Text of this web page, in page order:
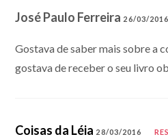
José Paulo Ferreira 26/03/2016
Gostava de saber mais sobre a
gostava de receber o seu livro
Coisas da Léia 28/03/2016